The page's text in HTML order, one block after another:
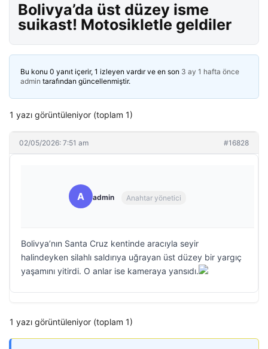
Bolivya’da üst düzey isme
suikast! Motosikletle geldiler
Bu konu 0 yanıt içerir, 1 izleyen vardır ve en son 3 ay 1 hafta önce
admin tarafından güncellenmiştir.
1 yazı görüntüleniyor (toplam 1)
02/05/2026: 7:51 am #16828
A admin Anahtar yönetici
Bolivya’nın Santa Cruz kentinde aracıyla seyir
halindeyken silahlı saldırıya uğrayan üst düzey bir yargıç
yaşamını yitirdi. O anlar ise kameraya yansıdı.
1 yazı görüntüleniyor (toplam 1)